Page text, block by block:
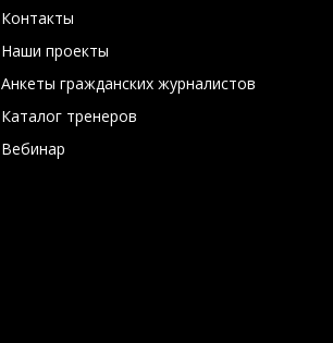
Контакты
Наши проекты
Анкеты гражданских журналистов
Каталог тренеров
Вебинар